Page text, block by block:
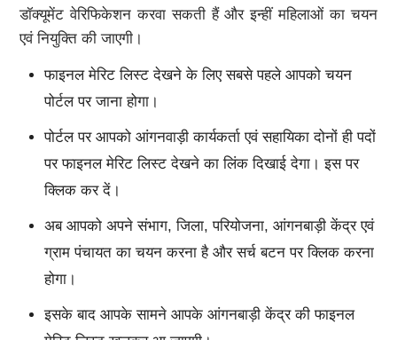
डॉक्यूमेंट वेरिफिकेशन करवा सकती हैं और इन्हीं महिलाओं का चयन
एवं नियुक्ति की जाएगी।
फाइनल मेरिट लिस्ट देखने के लिए सबसे पहले आपको चयन
पोर्टल पर जाना होगा।
पोर्टल पर आपको आंगनवाड़ी कार्यकर्ता एवं सहायिका दोनों ही पदों
पर फाइनल मेरिट लिस्ट देखने का लिंक दिखाई देगा। इस पर
क्लिक कर दें।
अब आपको अपने संभाग, जिला, परियोजना, आंगनबाड़ी केंद्र एवं
ग्राम पंचायत का चयन करना है और सर्च बटन पर क्लिक करना
होगा।
इसके बाद आपके सामने आपके आंगनबाड़ी केंद्र की फाइनल